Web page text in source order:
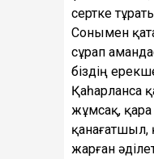
сертке
Сонымен
сұрап
біздің
Қаһарланса
жұмсақ,
жарған